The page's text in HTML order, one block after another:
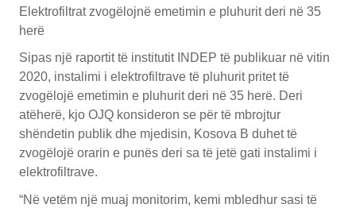
Elektrofiltrat zvogëlojnë emetimin e pluhurit deri në 35
herë
Sipas një raportit të institutit INDEP të publikuar në vitin
2020, instalimi i elektrofiltrave të pluhurit pritet të
zvogëlojë emetimin e pluhurit deri në 35 herë. Deri
atëherë, kjo OJQ konsideron se për të mbrojtur
shëndetin publik dhe mjedisin, Kosova B duhet të
zvogëlojë orarin e punës deri sa të jetë gati instalimi i
elektrofiltrave.
“Në vetëm një muaj monitorim, kemi mbledhur sasi të